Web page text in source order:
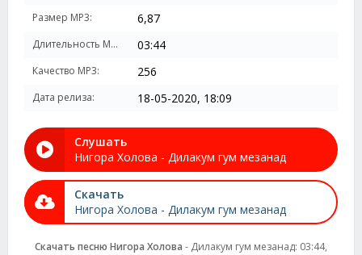
Размер MP3: 6,87
Длительность MP3: 03:44
Качество MP3: 256
Дата релиза: 18-05-2020, 18:09
Слушать
Нигора Холова - Дилакум гум мезанад
Скачать
Нигора Холова - Дилакум гум мезанад
Скачать песню Нигора Холова - Дилакум гум мезанад: 03:44,